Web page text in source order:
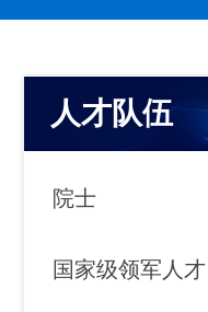
人才队伍
院士
国家级领军人才